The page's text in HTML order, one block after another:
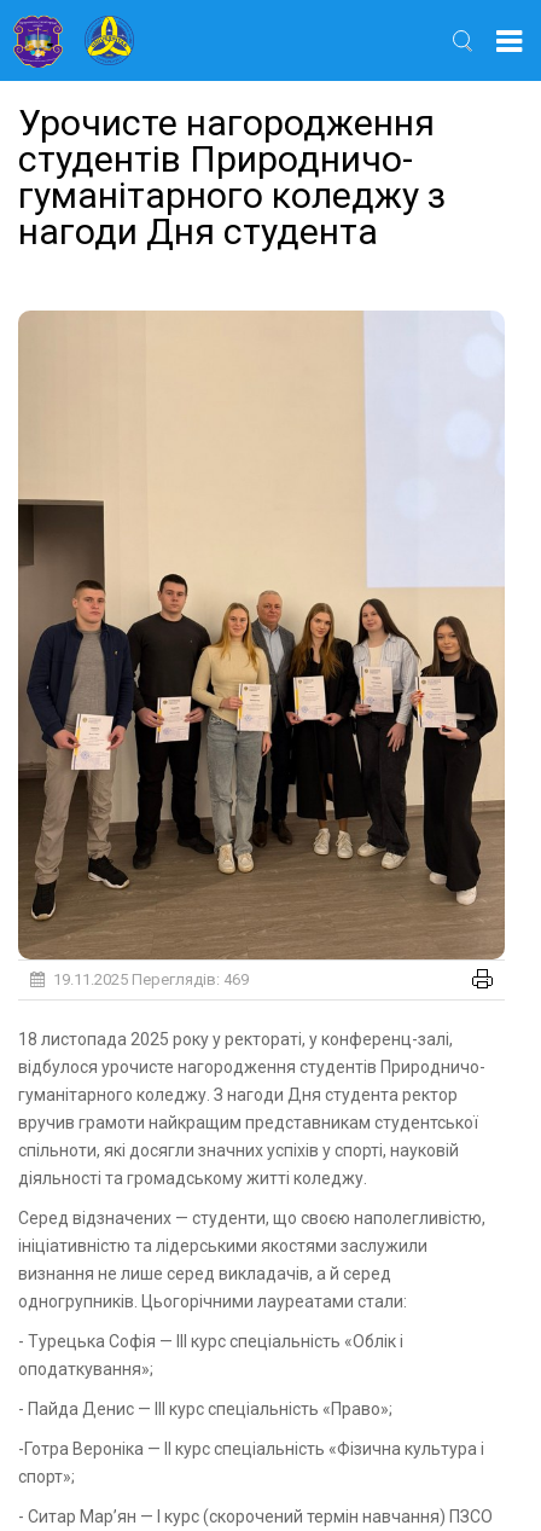
Урочисте нагородження
студентів Природничо-
гуманітарного коледжу з
нагоди Дня студента
19.11.2025 Переглядів: 469
18 листопада 2025 року у ректораті, у конференц-залі,
відбулося урочисте нагородження студентів Природничо-
гуманітарного коледжу. З нагоди Дня студента ректор
вручив грамоти найкращим представникам студентської
спільноти, які досягли значних успіхів у спорті, науковій
діяльності та громадському житті коледжу.
Серед відзначених — студенти, що своєю наполегливістю,
ініціативністю та лідерськими якостями заслужили
визнання не лише серед викладачів, а й серед
одногрупників. Цьогорічними лауреатами стали:
- Турецька Софія — ІІІ курс спеціальність «Облік і
оподаткування»;
- Пайда Денис — ІІІ курс спеціальність «Право»;
-Готра Вероніка — ІІ курс спеціальність «Фізична культура і
спорт»;
- Ситар Мар’ян — І курс (скорочений термін навчання) ПЗСО